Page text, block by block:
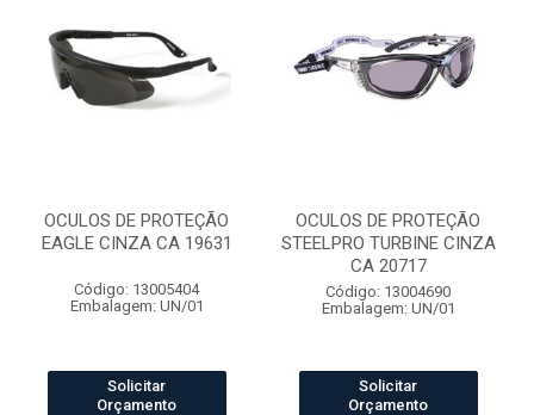
OCULOS DE PROTEÇÃO
EAGLE CINZA CA 19631
Código: 13005404
Embalagem: UN/01
Solicitar
Orçamento
OCULOS DE PROTEÇÃO
STEELPRO TURBINE CINZA
CA 20717
Código: 13004690
Embalagem: UN/01
Solicitar
Orçamento